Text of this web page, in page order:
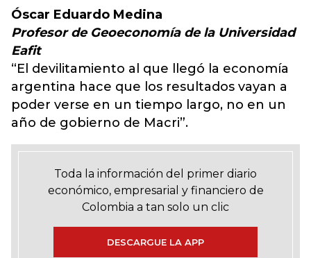
Óscar Eduardo Medina
Profesor de Geoeconomía de la Universidad
Eafit
“El devilitamiento al que llegó la economía
argentina hace que los resultados vayan a
poder verse en un tiempo largo, no en un
año de gobierno de Macri”.
Toda la información del primer diario
económico, empresarial y financiero de
Colombia a tan solo un clic
DESCARGUE LA APP